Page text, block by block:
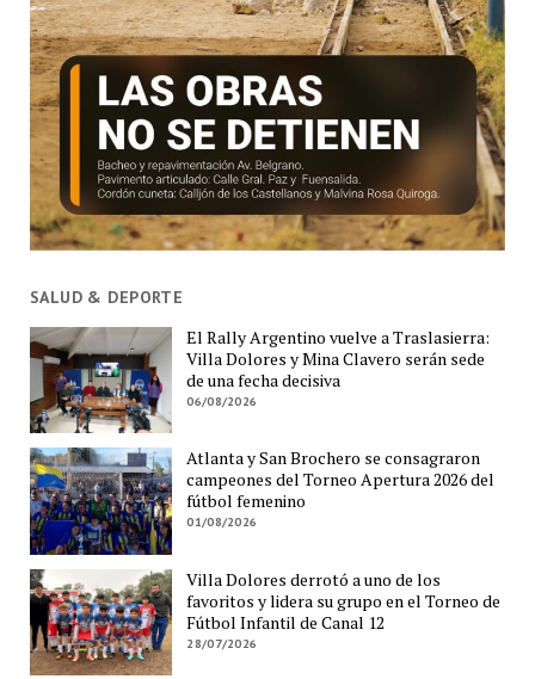
SALUD & DEPORTE
El Rally Argentino vuelve a Traslasierra:
Villa Dolores y Mina Clavero serán sede
de una fecha decisiva
06/08/2026
Atlanta y San Brochero se consagraron
campeones del Torneo Apertura 2026 del
fútbol femenino
01/08/2026
Villa Dolores derrotó a uno de los
favoritos y lidera su grupo en el Torneo de
Fútbol Infantil de Canal 12
28/07/2026